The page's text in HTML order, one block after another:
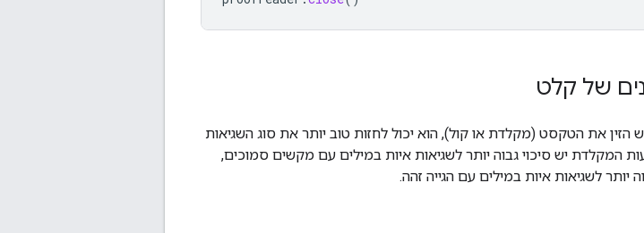
של קלט
את הטקסט (מקלדת או קול), הוא יכול לחזות טוב יותר את סוג השגיאות
המקלדת יש סיכוי גבוה יותר לשגיאות איות במילים עם מקשים סמוכים,
יותר לשגיאות איות במילים עם הגייה זהה.